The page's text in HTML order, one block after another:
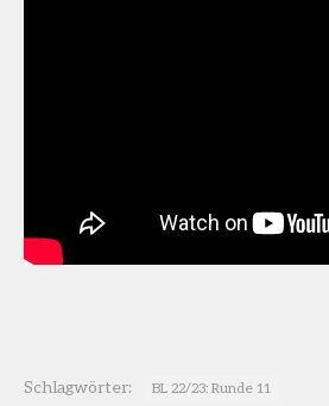
Schlagwörter: BL 22/23: Runde 11